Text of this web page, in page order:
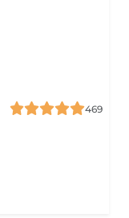
469